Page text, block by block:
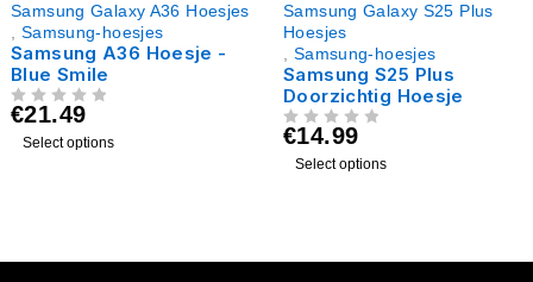
Samsung Galaxy A36 Hoesjes
, Samsung-hoesjes
Samsung A36 Hoesje -
Blue Smile
€21.49
Select options
Samsung Galaxy S25 Plus
Hoesjes
, Samsung-hoesjes
Samsung S25 Plus
Doorzichtig Hoesje
€14.99
Select options